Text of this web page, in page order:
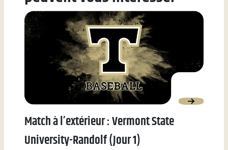
Flag
Football
Match à l’extérieur : Vermont State
University-Randolf (Jour 1)